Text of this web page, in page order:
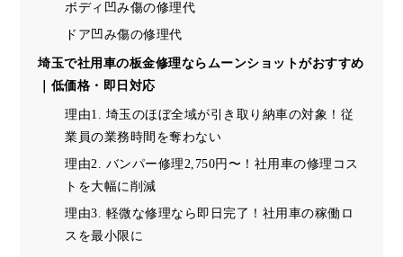
ボディ凹み傷の修理代
ドア凹み傷の修理代
埼玉で社用車の板金修理ならムーンショットがおすすめ
｜低価格・即日対応
理由1. 埼玉のほぼ全域が引き取り納車の対象！従
業員の業務時間を奪わない
理由2. バンパー修理2,750円〜！社用車の修理コス
トを大幅に削減
理由3. 軽微な修理なら即日完了！社用車の稼働ロ
スを最小限に